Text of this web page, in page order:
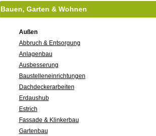
Bauen, Garten & Wohnen
Außen
Abbruch & Entsorgung
Anlagenbau
Ausbesserung
Baustelleneinrichtungen
Dachdeckerarbeiten
Erdaushub
Estrich
Fassade & Klinkerbau
Gartenbau